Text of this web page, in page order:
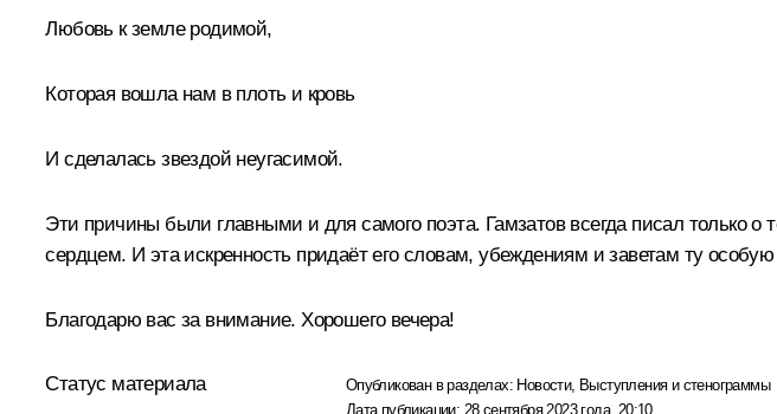
Любовь к земле родимой,
Которая вошла нам в плоть и кровь
И сделалась звездой неугасимой.
Эти причины были главными и для самого поэта. Гамзатов всегда писал
сердцем. И эта искренность придаёт его словам, убеждениям и заветам ту
Благодарю вас за внимание. Хорошего вечера!
Статус материала Опубликован в разделах: Новости, Выступления и стенограммы
Дата публикации: 28 сентября 2023 года, 20:10